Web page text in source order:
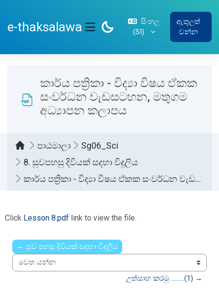
e-thaksalawa
SIDE PANEL
සිංහල
‎(SI)‎
ඇතුලත්
වන්න
කාර්ය පත්‍රිකා - විද්‍යා විෂය ඒකක
සංවර්ධන වැඩසටහන, මතුගම
අධ්‍යාපන කලාපය
පාඨමාලා
Sg06_Sci
8. සුවපහසු දිවියක් සදහා විදුලිය
කාර්ය පත්‍රිකා - විද්‍යා විෂය ඒකක සංවර්ධන වැඩසටහන, මතුගම අධ්‍යාපන කලාපය
Click Lesson 8.pdf link to view the file.
← සුව පහසු දිවියක් සදහා විදුලිය
වෙත යන්න
උත්සාහ කරමු .........(1) →